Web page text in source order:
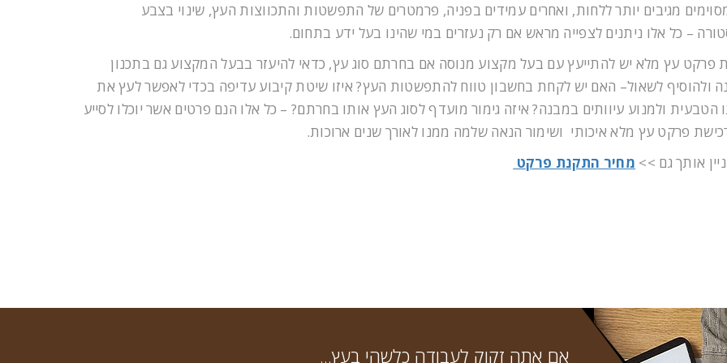
מגיבים יותר ללחות, ואחרים עמידים בפניה, פרמטרים של התפשטות והתכווצות העץ, שינוי בצבע
– כל אלו ניתנים לצפייה מראש אם רק נעזרים במי שהינו בעל ידע בתחום.
פרקט עץ מלא יש להתייעץ עם בעל מקצוע מנוסה אם בחרתם סוג עץ, כדאי להיעזר בבעל המקצוע גם בתכנון
ולהוסיף לשאול– האם יש לקחת בחשבון טווח להתפשטות העץ? איזו שיטת קיבוע עדיפה בכדי לאפשר לעץ את
הטבעית ולמנוע עיוותים במבנה? איזה גימור מועדף לסוג העץ אותו בחרתם? – כל אלו הנם פרטים אשר יוכלו לסייע
פרקט עץ מלא איכותי ושימור הנאה שלמה ממנו לאורך שנים ארוכות.
אותך גם >> מחיר התקנת פרקט
...אם אתה זקוק לעבודה כלשהי בעץ